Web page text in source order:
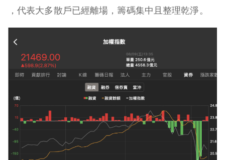
，代表大多散戶已經離場，籌碼集中且整理乾淨。